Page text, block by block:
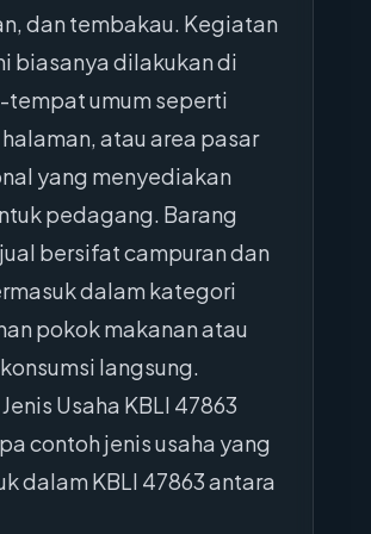
dan tembakau. Kegiatan
biasanya dilakukan di
umum seperti
atau area pasar
yang menyediakan
pedagang. Barang
bersifat campuran dan
dalam kategori
pokok makanan atau
langsung.
Usaha KBLI 47863
contoh jenis usaha yang
dalam KBLI 47863 antara